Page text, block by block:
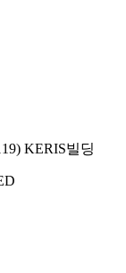
KERIS빌딩